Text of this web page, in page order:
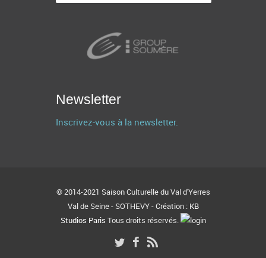
Newsletter
Inscrivez-vous à la newsletter.
© 2014-2021 Saison Culturelle du Val d'Yerres
Val de Seine - SOTHEVY - Création : KB
Studios Paris Tous droits réservés.